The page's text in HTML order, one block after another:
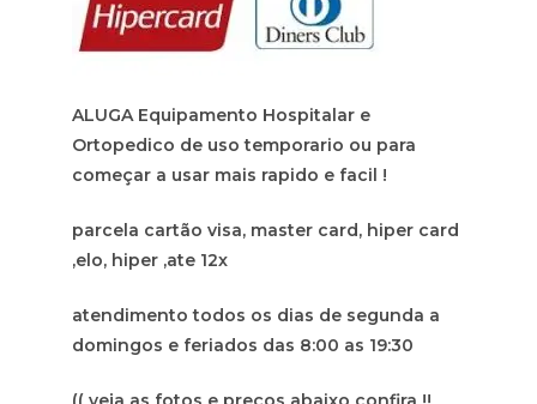
ALUGA Equipamento Hospitalar e
Ortopedico de uso temporario ou para
começar a usar mais rapido e facil !
parcela cartão visa, master card, hiper card
,elo, hiper ,ate 12x
atendimento todos os dias de segunda a
domingos e feriados das 8:00 as 19:30